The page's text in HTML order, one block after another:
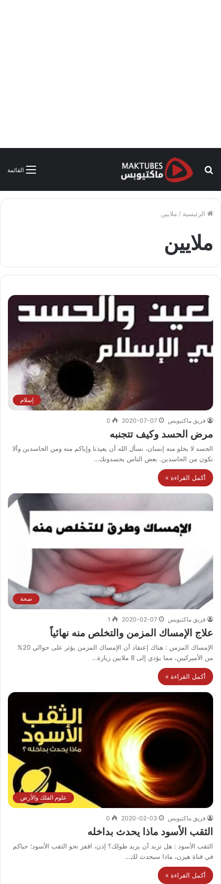
القائمة
بحث
الرئيسية / ملايين
ملايين
إسلام
فريق ماكتيوبس 2020-07-07
0
مرض الحسد وكيف تتجنبه
الحسد لا يخلو منه إنسان، نسأل الله أن يعيذنا وإياكم منه ومن الحاسدين وألا
نكون من الحاسدين. بعض الناس يحسدونك…
أكمل القراءة »
صحة
فريق ماكتيوبس 2020-02-07
1
علاج الإمساك المزمن والتخلص منه نهائياً
الإمساك المزمن : هناك إعتقاد أن الإمساك المزمن يؤثر على حوالي 20%
من الأميركيين، مما يؤدي إلى 8 ملايين زيارة…
أكمل القراءة »
علوم الفلك والأرض
فريق ماكتيوبس 2020-02-03
0
الثقب الأسود ماذا يحدث بداخله
الثقب الأسود : هل تريد أن يزيد طولك؟ إذن، اقفز نحو الثقب الأسود؛ حياكم
في قناة هيزن، ماذا سيحدث لك…
أكمل القراءة »